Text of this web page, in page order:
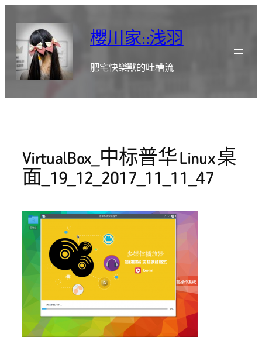
櫻川家::浅羽
肥宅快樂獸的吐槽流
VirtualBox_中标普华 Linux 桌
面_19_12_2017_11_11_47